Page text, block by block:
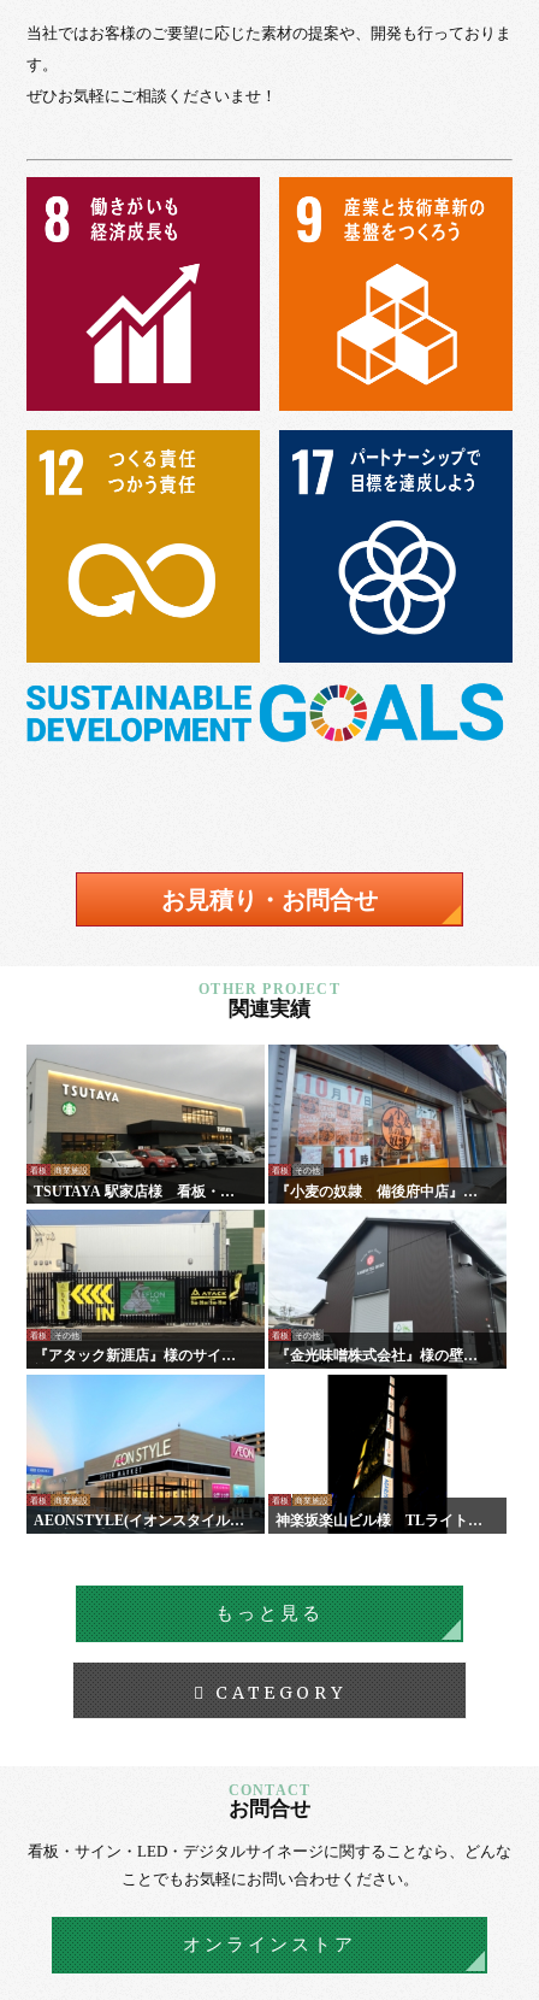
当社ではお客様のご要望に応じた素材の提案や、開発も行っておりま
す。
ぜひお気軽にご相談くださいませ！
お見積り・お問合せ
関連実績
看板 商業施設
TSUTAYA 駅家店様 看板・サ
イン
看板 その他
『小麦の奴隷 備後府中店』様
の壁面看板の施工を行いまし
看板 その他
『アタック新涯店』様のサイン
施工を行いました！
看板 その他
『金光味噌株式会社』様の壁面
看板の施工を行いました！
看板 商業施設
AEONSTYLE(イオンスタイル)
尾道様 看板・壁面サイン
看板 商業施設
神楽坂楽山ビル様 TLライトパ
ネル
もっと見る
CATEGORY
お問合せ
看板・サイン・LED・デジタルサイネージに関することなら、
どんな
ことでもお気軽にお問い合わせください。
オンラインストア